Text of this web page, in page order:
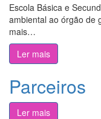
Escola Básica e
ambiental ao órgão de
mais…
Ler mais
Parceiros
Ler mais